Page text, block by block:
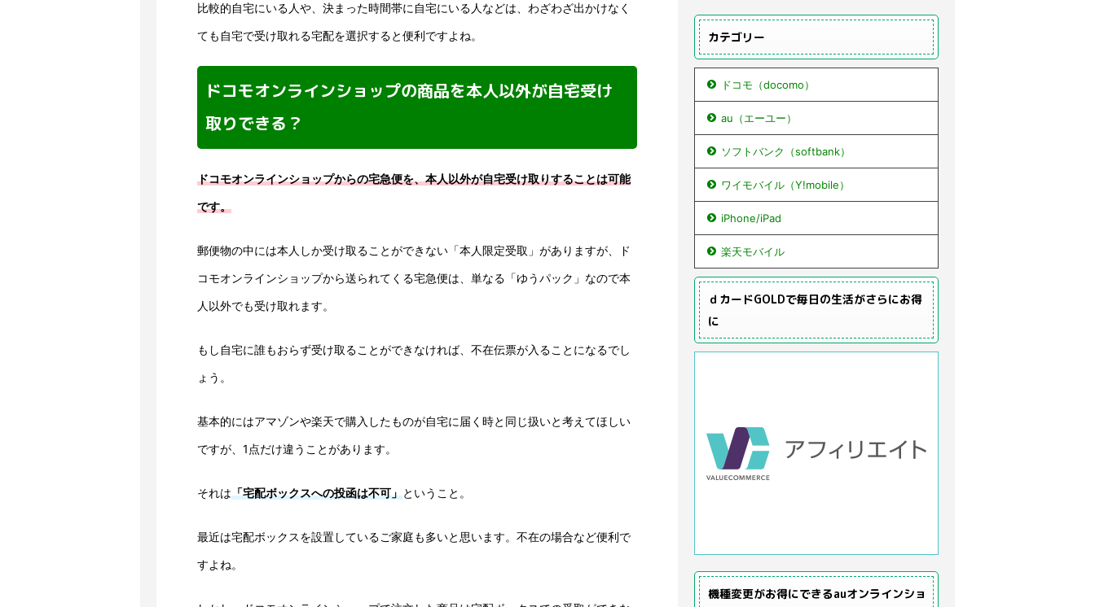
比較的自宅にいる人や、決まった時間帯に自宅にいる人などは、わざわざ出かけなく
ても自宅で受け取れる宅配を選択すると便利ですよね。
ドコモオンラインショップの商品を本人以外が自宅受け
取りできる？
ドコモオンラインショップからの宅急便を、本人以外が自宅受け取りすることは可能
です。
郵便物の中には本人しか受け取ることができない「本人限定受取」がありますが、ド
コモオンラインショップから送られてくる宅急便は、単なる「ゆうパック」なので本
人以外でも受け取れます。
もし自宅に誰もおらず受け取ることができなければ、不在伝票が入ることになるでし
ょう。
基本的にはアマゾンや楽天で購入したものが自宅に届く時と同じ扱いと考えてほしい
ですが、1点だけ違うことがあります。
それは「宅配ボックスへの投函は不可」ということ。
最近は宅配ボックスを設置しているご家庭も多いと思います。不在の場合など便利で
すよね。
カテゴリー
ドコモ（docomo）
au（エーユー）
ソフトバンク（softbank）
ワイモバイル（Y!mobile）
iPhone/iPad
楽天モバイル
ｄカードGOLDで毎日の生活がさらにお得
に
機種変更がお得にできるauオンラインショ